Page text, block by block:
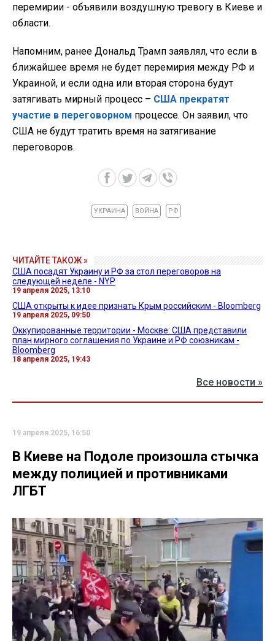
перемирии - объявили воздушную тревогу в Киеве и
области.
Напомним, ранее Дональд Трамп заявлял, что если в
ближайшее время не будет перемирия между РФ и
Украиной, и если одна или вторая сторона будут
затягивать мирный процесс – США прекратят
участие в переговорном процессе. Он заявил, что
США не будут тратить время на затягивание
переговоров.
УКРАИНА ВОЙНА РФ
ЧИТАЙТЕ ТАКОЖ »
США посадят Украину и РФ за стол переговоров на
следующей неделе - NYP
19 апреля 2025, 13:10
США открыты к идее признать Крым российским - Bloomberg
19 апреля 2025, 09:50
Оккупированные территории - Москве: США представили
план мирного соглашения по Украине и РФ союзникам -
Bloomberg
18 апреля 2025, 19:43
Все новости »
19 апреля 2025, 16:50
В Киеве на Подоле произошла стычка
между полицией и противниками
ЛГБТ